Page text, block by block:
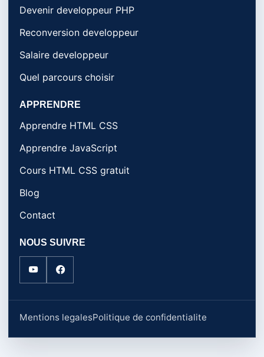
Devenir developpeur PHP
Reconversion developpeur
Salaire developpeur
Quel parcours choisir
APPRENDRE
Apprendre HTML CSS
Apprendre JavaScript
Cours HTML CSS gratuit
Blog
Contact
NOUS SUIVRE
Mentions legalesPolitique de confidentialite